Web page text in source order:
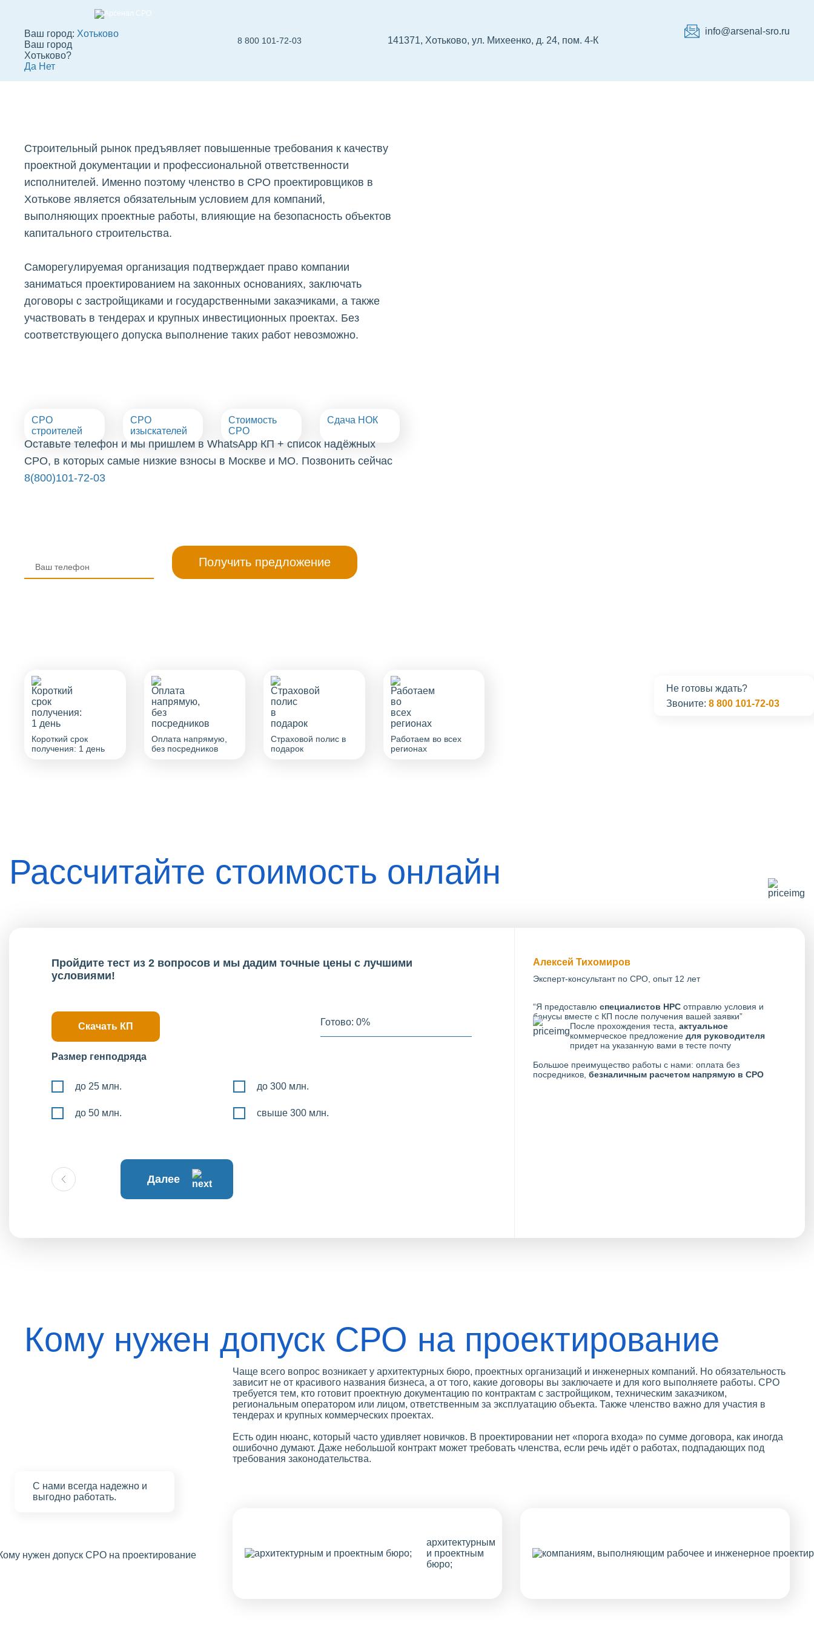
Ваш город: Хотьково
Ваш город
Хотьково?
Да Нет
8 800 101-72-03 141371, Хотьково, ул. Михеенко, д. 24, пом. 4-К
info@arsenal-sro.ru
СРО проектировщиков
Строительный рынок предъявляет повышенные требования к качеству
проектной документации и профессиональной ответственности
исполнителей. Именно поэтому членство в СРО проектировщиков в
Хотькове является обязательным условием для компаний,
выполняющих проектные работы, влияющие на безопасность объектов
капитального строительства.
Саморегулируемая организация подтверждает право компании
заниматься проектированием на законных основаниях, заключать
договоры с застройщиками и государственными заказчиками, а также
участвовать в тендерах и крупных инвестиционных проектах. Без
соответствующего допуска выполнение таких работ невозможно.
СРО
строителей
СРО
изыскателей
Стоимость
СРО
Сдача НОК
Оставьте телефон и мы пришлем в WhatsApp КП + список надёжных
СРО, в которых самые низкие взносы в Москве и МО. Позвонить сейчас
8(800)101-72-03
Не готовы ждать?
Звоните: 8 800 101-72-03
Короткий срок
получения: 1 день
Оплата напрямую,
без посредников
Страховой полис в
подарок
Работаем во всех
регионах
Рассчитайте стоимость онлайн
Пройдите тест из 2 вопросов и мы дадим точные цены с лучшими
условиями!
Скачать КП Готово: 0%
Размер генподряда
до 25 млн.
до 50 млн.
до 300 млн.
свыше 300 млн.
Далее
Алексей Тихомиров
Эксперт-консультант по СРО, опыт 12 лет
“Я предоставлю специалистов НРСотправлю условия и
бонусы вместе с КП после получения вашей заявки”
После прохождения теста, актуальное
коммерческое предложение для руководителя
придет на указанную вами в тесте почту
Большое преимущество работы с нами: оплата без
посредников, безналичным расчетом напрямую в СРО
Кому нужен допуск СРО на проектирование
С нами всегда надежно и
выгодно работать.
Чаще всего вопрос возникает у архитектурных бюро, проектных организаций и инженерных компаний. Но обязательность
зависит не от красивого названия бизнеса, а от того, какие договоры вы заключаете и для кого выполняете работы. СРО
требуется тем, кто готовит проектную документацию по контрактам с застройщиком, техническим заказчиком,
региональным оператором или лицом, ответственным за эксплуатацию объекта. Также членство важно для участия в
тендерах и крупных коммерческих проектах.
Есть один нюанс, который часто удивляет новичков. В проектировании нет «порога входа» по сумме договора, как иногда
ошибочно думают. Даже небольшой контракт может требовать членства, если речь идёт о работах, подпадающих под
требования законодательства.
архитектурным
и проектным
бюро;